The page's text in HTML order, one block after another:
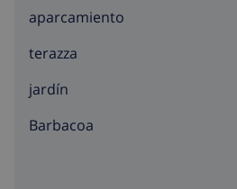
aparcamiento
terazza
jardín
barbacoa